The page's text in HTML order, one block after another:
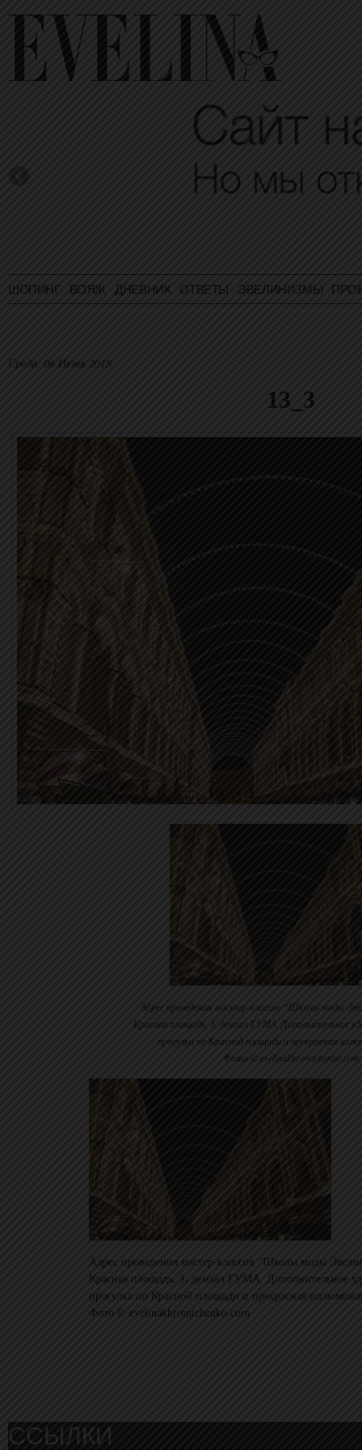
ШОПИНГ ВОЯЖ ДНЕВНИК ОТВЕТЫ ЭВЕЛИНИЗМЫ
Среда, 06 Июня 2018
13_3
Адрес проведения мастер-классов “Школы моды
Красная площадь, 3, демзал ГУМА. Дополнительное
прогулка по Красной площади и прекрасная
Фото © evelinakhromtchenko.com
Адрес проведения мастер-классов “Школы моды
Красная площадь, 3, демзал ГУМА. Дополнительное
прогулка по Красной площади и прекрасная
Фото © evelinakhromtchenko.com
ССЫЛКИ